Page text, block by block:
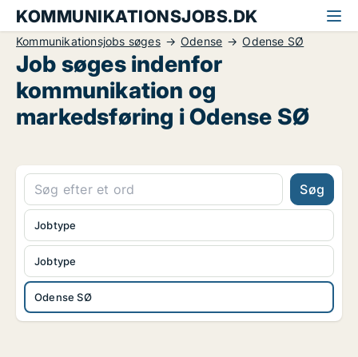
KOMMUNIKATIONSJOBS.DK
Kommunikationsjobs søges Odense Odense SØ
Job søges indenfor
kommunikation og
markedsføring i Odense SØ
Søg
Jobtype
Odense SØ
Jobtype